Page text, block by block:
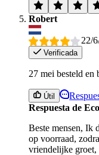
Robert
22/
Verificada
27 mei besteld
Útil
Respuesta de
Beste mensen, Ik
op voorraad,
vriendelijke groet,